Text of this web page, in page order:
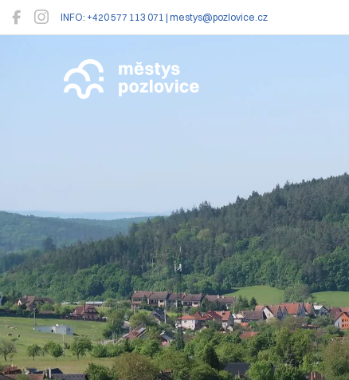
INFO: +420 577 113 071 | mestys@pozlovice.cz
Pozlovice